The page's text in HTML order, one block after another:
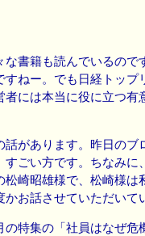
な書籍も読んでいるので
すねー。でも日経トップ
者には本当に役に立つ有
話があります。昨日のブ
すごい方です。ちなみに
松崎昭雄様で、松崎様は
かお話させていただいて
の特集の「社員はなぜ危